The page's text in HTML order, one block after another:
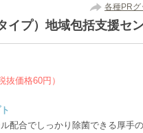
各種PRグ
イプ）地域包括支援セ
抜価格60円）
配合でしっかり除菌できる厚手